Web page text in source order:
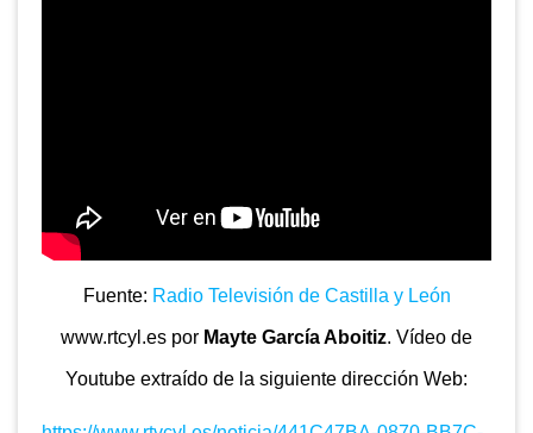
Fuente: Radio Televisión de Castilla y León
www.rtcyl.es por Mayte García Aboitiz. Vídeo de
Youtube extraído de la siguiente dirección Web: